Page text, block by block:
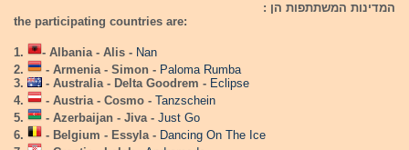
המדינות המשתתפות הן :
the participating countries are:
1. - Albania - Alis - Nan
2.
- Armenia - Simon - Paloma Rumba
3.
- Australia - Delta Goodrem - Eclipse
4.
- Austria - Cosmo - Tanzschein
5.
- Azerbaijan - Jiva - Just Go
6.
- Belgium - Essyla - Dancing On The Ice